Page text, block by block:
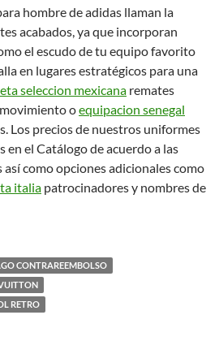
hombre de adidas llaman la
acabados, ya que incorporan
el escudo de tu equipo favorito
en lugares estratégicos para una
seleccion mexicana remates
oequipacion senegal
Los precios de nuestros uniformes
en el Catálogo de acuerdo a las
como opciones adicionales como
italia patrocinadores y nombres de
CONTRAREEMBOLSO
RETRO